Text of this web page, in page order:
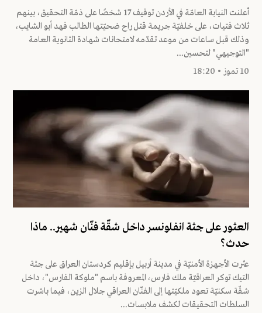
أعلنت النيابة العامّة في الأردن توقيف 17 شخصًا على ذمّة التحقيق، بينهم
ثلاث فتيات، على خلفيّة جريمة قتل راح ضحيّتها الطالب فهد أبو الشايب،
وذلك قبل ساعات من موعد تقدّمه لامتحانات شهادة الثانوية العامة
"التوجيهي" لتحسين...
10 تموز • 18:20
العثور على جثة انفلونسر داخل شقّة فنّان شهير.. ماذا
حدث؟
عثرت الأجهزة الأمنيّة في مدينة أربيل بإقليم كردستان العراق على جثة
التيك توكر العراقيّة ملك فارس، المعروفة باسم "ملوكة الفارس"، داخل
شقّة سكنيّة تعود ملكيّتها إلى الفنّان العراقي جلال الزين، فيما باشرت
السلطات التحقيقات لكشف ملابسات...